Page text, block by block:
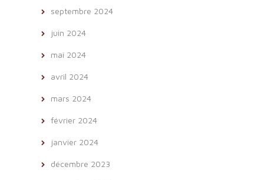
septembre 2024
juin 2024
mai 2024
avril 2024
mars 2024
février 2024
janvier 2024
décembre 2023